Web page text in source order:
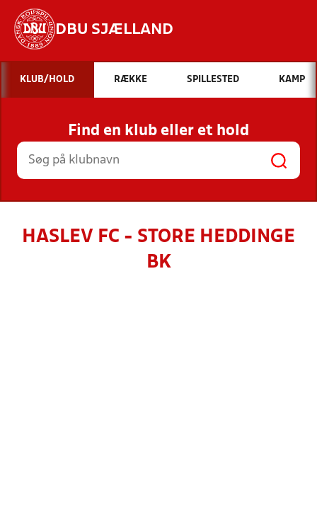
DBU SJÆLLAND
Hvad vil du søge efter?
INDHOLD OG NYHEDER
STILLINGER, RESULTATER, KLUBBER OG
HOLD
KLUB/HOLD RÆKKE SPILLESTED KAMP
Find en klub eller et hold
HASLEV FC - STORE HEDDINGE
BK